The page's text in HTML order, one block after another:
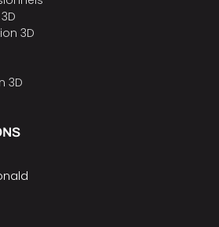
3D
3D